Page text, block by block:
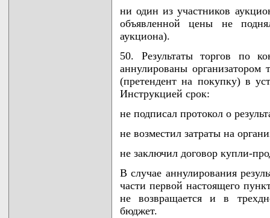
ни один из участников
объявленной цены не
аукциона).
50. Результаты торгов по
аннулированы организатором
(претендент на покупку) в
Инструкцией срок:
не подписал протокол о
не возместил затраты на
не заключил договор купли-
В случае аннулирования
части первой настоящего
не возвращается и в
бюджет.